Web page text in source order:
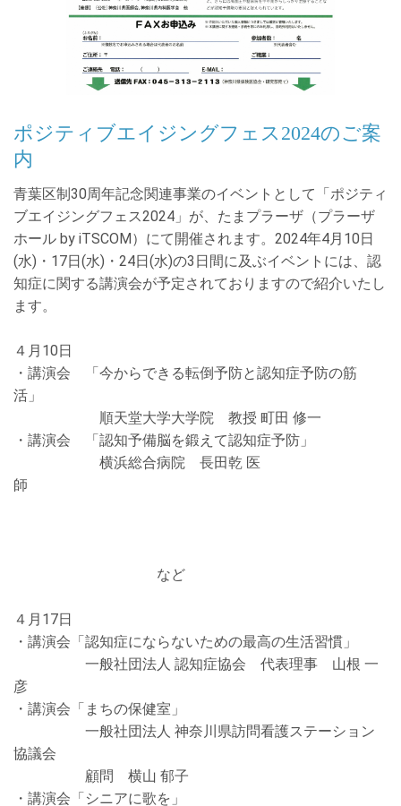
ポジティブエイジングフェス2024のご案
内
青葉区制 30周年記念関連事業のイベントとして「ポジティ
ブエイジングフェス2024 」が、たまプラーザ（プラーザ
ホール by iTSCOM ）にて開催されます。2024年4月 10 日
(水) ・ 17日 (水) ・ 24日 (水)の3 日間に及ぶイベントには、認
知症に関する講演会が予定されておりますので紹介いたし
ます。
４月 10 日
・講演会 「今からできる転倒予防と認知症予防の筋
活」
順天堂大学大学院 教授 町田 修一
・講演会 「認知予備脳を鍛えて認知症予防」
横浜総合病院 長田乾 医
師
など
４月 17日
・講演会「認知症にならないための最高の生活習慣」
一般社団法人 認知症協会 代表理事 山根 一
彦
・講演会「まちの保健室」
一般社団法人 神奈川県訪問看護ステーション
協議会
顧問 横山 郁子
・講演会「シニアに歌を」